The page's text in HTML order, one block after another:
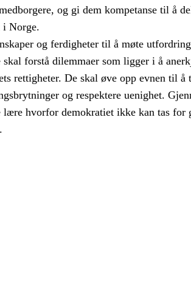
og gi dem kompetanse til å
i Norge.
og ferdigheter til å møte
forstå dilemmaer som ligger i å
rettigheter. De skal øve opp evnen til å
og respektere uenighet.
lære hvorfor demokratiet ikke kan tas for